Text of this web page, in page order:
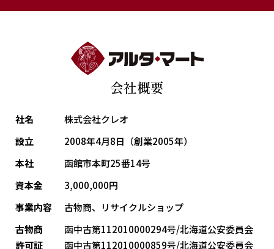
会社概要
社名
株式会社クレオ
設立
2008年4月8日（創業2005年）
本社
函館市本町25番14号
資本金
3,000,000円
事業内容
古物商、リサイクルショップ
古物商
許可証
函中古第112010000294号/北海道公安委員会
函中古第112010000859号/北海道公安委員会